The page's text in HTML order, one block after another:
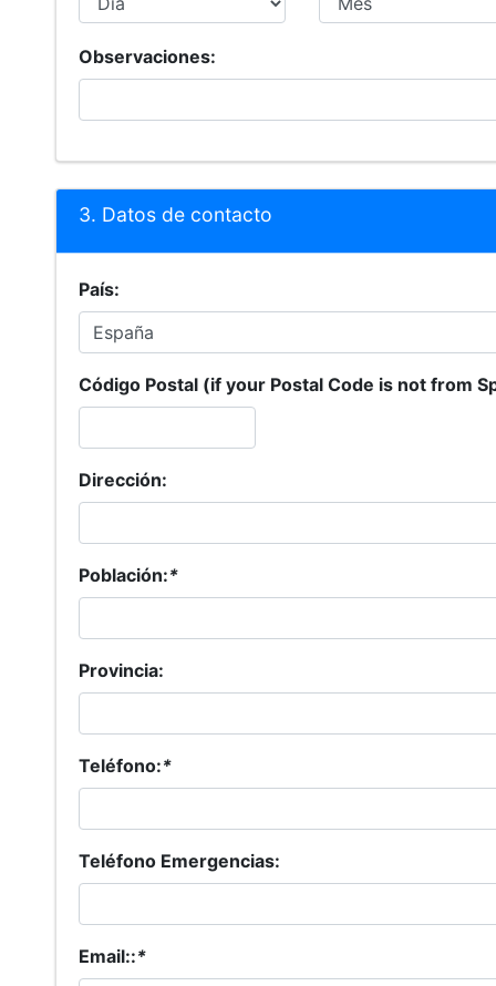
Observaciones:
3. Datos de contacto
País:
Código Postal (if your Postal Code is not from
Dirección:
Población:*
Provincia:
Teléfono:*
Teléfono Emergencias:
Email::*